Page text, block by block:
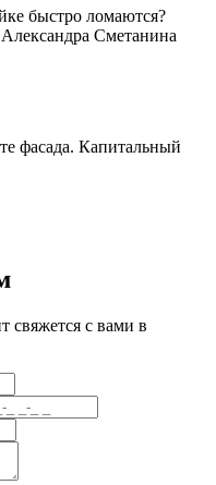
быстро ломаются?
Сметанина
фасада. Капитальный
свяжется с вами в